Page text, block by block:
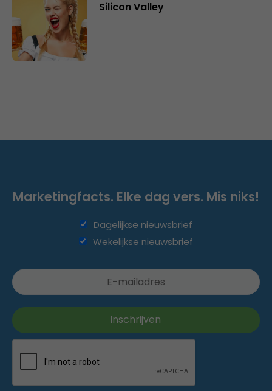
Silicon Valley
Marketingfacts. Elke dag vers. Mis niks!
Dagelijkse nieuwsbrief
Wekelijkse nieuwsbrief